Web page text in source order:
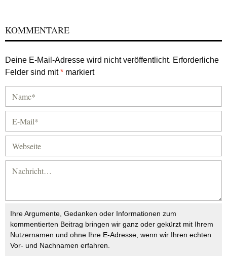
KOMMENTARE
Deine E-Mail-Adresse wird nicht veröffentlicht. Erforderliche
Felder sind mit* markiert
Ihre Argumente, Gedanken oder Informationen zum
kommentierten Beitrag bringen wir ganz oder gekürzt mit Ihrem
Nutzernamen und ohne Ihre E-Adresse, wenn wir Ihren echten
Vor- und Nachnamen erfahren.